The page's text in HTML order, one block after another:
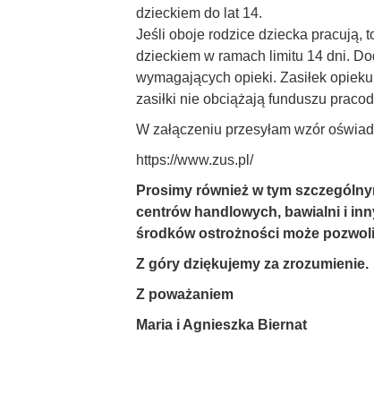
dzieckiem do lat 14.
Jeśli oboje rodzice dziecka pracują,
dzieckiem w ramach limitu 14 dni.
wymagających opieki. Zasiłek
zasiłki nie obciążają funduszu
W załączeniu przesyłam wzór
https://www.zus.pl/
Prosimy również w tym
centrów handlowych, bawialni i
środków ostrożności może
Z góry dziękujemy za zrozumienie.
Z poważaniem
Maria i Agnieszka Biernat